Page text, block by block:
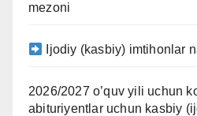
mezoni
Ijodiy (kasbiy) imtihonlar
2026/2027 o’quv yili uchun
abituriyentlar uchun kasbiy